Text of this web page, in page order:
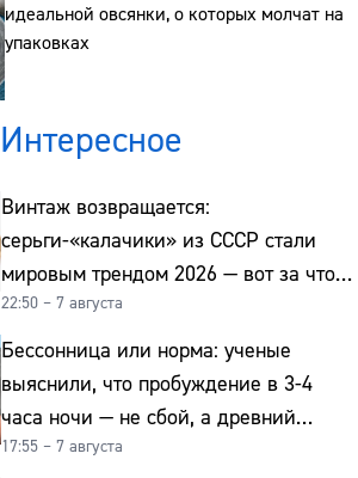
идеальной овсянки, о которых молчат на
упаковках
Интересное
Винтаж возвращается:
серьги-«калачики» из СССР стали
мировым трендом 2026 — вот за что
их ценят ювелиры
22:50 – 7 августа
Бессонница или норма: ученые
выяснили, что пробуждение в 3-4
часа ночи — не сбой, а древний
биологический ритм
17:55 – 7 августа